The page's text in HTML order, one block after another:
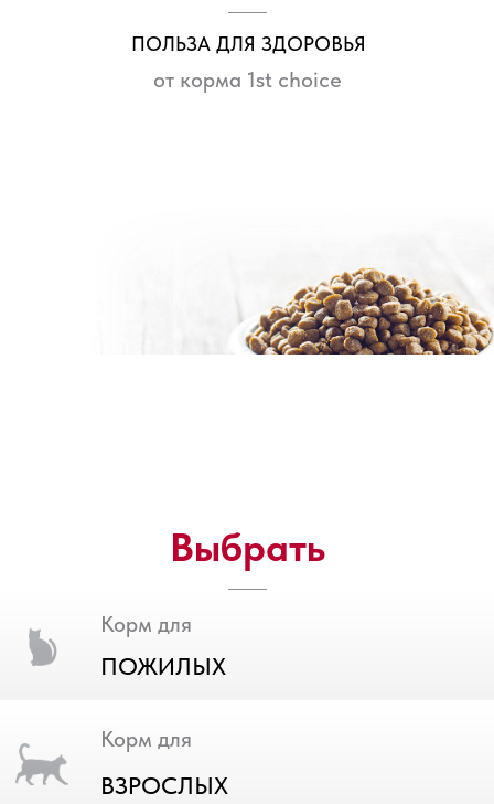
от корма 1st choice
ПОЛЬЗА ДЛЯ ЗДОРОВЬЯ
Выбрать
Корм для
ВЗРОСЛЫХ
Корм для
ПОЖИЛЫХ